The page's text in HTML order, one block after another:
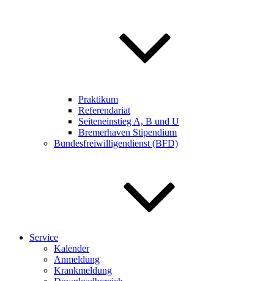
Praktikum
Referendariat
Seiteneinstieg A, B und U
Bremerhaven Stipendium
Bundesfreiwilligendienst (BFD)
Service
Kalender
Anmeldung
Krankmeldung